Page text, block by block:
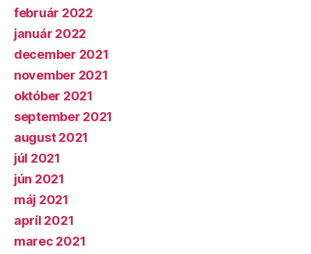
február 2022
január 2022
december 2021
november 2021
október 2021
september 2021
august 2021
júl 2021
jún 2021
máj 2021
apríl 2021
marec 2021